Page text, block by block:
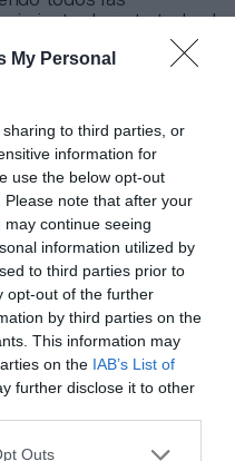
My Personal
to third parties, or
information for
use the below opt-out
note that after your
continue seeing
information utilized by
to third parties prior to
opt-out of the further
by third parties on the
This information may
on the IAB’s List of
further disclose it to other
Outs
durante todo el
será un contrato de
todo el negocio
para la
a un modelo de
desde el Ayuntamiento
propuestas de los
social. Por este
también regulará los
cuotas disponibles
publicadoDiari Més.
tendrá más de
y tendrá
abonados. La idea
la zona termal y
deportivas dirigidas,
fisioterapia, nutrición o